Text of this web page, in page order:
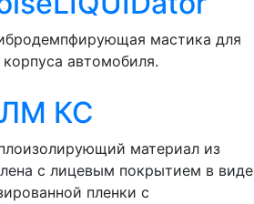
мастика для
автомобиля.
ЛМ КС
материал из
с лицевым покрытием в виде
пленки с